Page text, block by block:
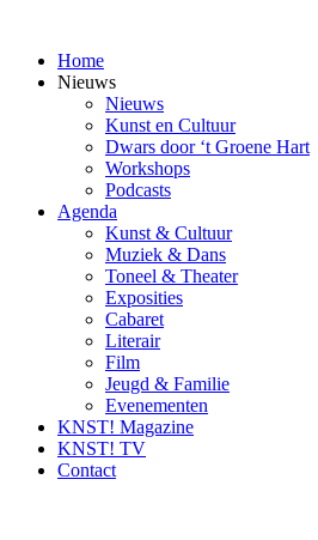
inhoudHome
Nieuws
Nieuws
Kunst en Cultuur
Dwars door ‘t Groene Hart
Workshops
Podcasts
Agenda
Kunst & Cultuur
Muziek & Dans
Toneel & Theater
Exposities
Cabaret
Literair
Film
Jeugd & Familie
Evenementen
KNST! Magazine
KNST! TV
Contact